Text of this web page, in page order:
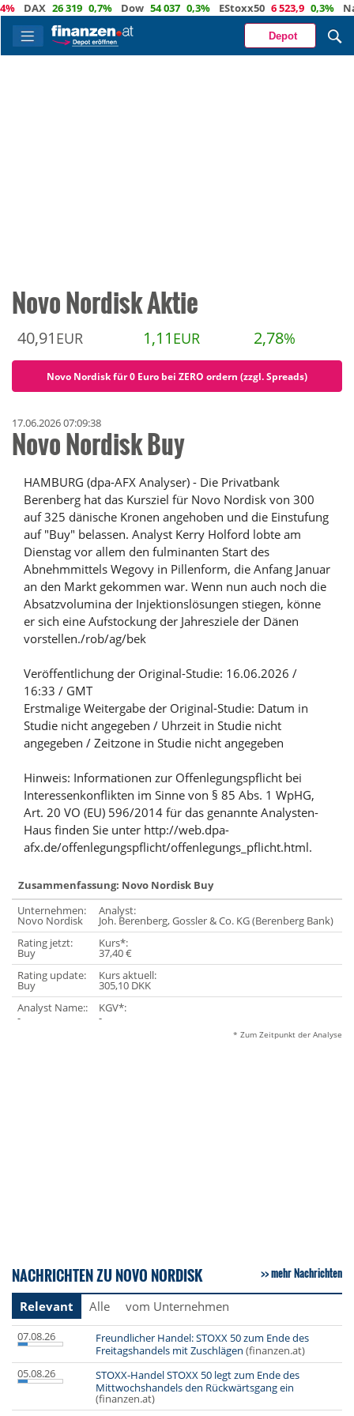
DAX 26 319 0,7% Dow 54 037 0,3% EStoxx50 6 523,9 0,3%
Depot
Novo Nordisk Aktie
40,91 EUR 1,11 EUR 2,78%
Novo Nordisk für 0 Euro bei ZERO ordern (zzgl. Spreads)
17.06.2026 07:09:38
Novo Nordisk Buy
HAMBURG (dpa-AFX Analyser) - Die Privatbank
Berenberg hat das Kursziel für Novo Nordisk von 300
auf 325 dänische Kronen angehoben und die Einstufung
auf "Buy" belassen. Analyst Kerry Holford lobte am
Dienstag vor allem den fulminanten Start des
Abnehmmittels Wegovy in Pillenform, die Anfang Januar
an den Markt gekommen war. Wenn nun auch noch die
Absatzvolumina der Injektionslösungen stiegen, könne
er sich eine Aufstockung der Jahresziele der Dänen
vorstellen./rob/ag/bek
Veröffentlichung der Original-Studie: 16.06.2026 /
16:33 / GMT
Erstmalige Weitergabe der Original-Studie: Datum in
Studie nicht angegeben / Uhrzeit in Studie nicht
angegeben / Zeitzone in Studie nicht angegeben
Hinweis: Informationen zur Offenlegungspflicht bei
Interessenkonflikten im Sinne von § 85 Abs. 1 WpHG,
Art. 20 VO (EU) 596/2014 für das genannte Analysten-
Haus finden Sie unter http://web.dpa-
afx.de/offenlegungspflicht/offenlegungs_pflicht.html.
Zusammenfassung: Novo Nordisk Buy
Unternehmen:
Novo Nordisk
Analyst:
Joh. Berenberg, Gossler & Co. KG (Berenberg Bank)
Rating jetzt:
Buy
Kurs*:
37,40 €
Rating update:
Buy
Kurs aktuell:
305,10 DKK
Analyst Name::
-
KGV*:
-
* Zum Zeitpunkt der Analyse
NACHRICHTEN ZU NOVO NORDISK mehr Nachrichten
Relevant Alle vom Unternehmen
07.08.26
Freundlicher Handel: STOXX 50 zum Ende des
Freitagshandels mit Zuschlägen (finanzen.at)
05.08.26
STOXX-Handel STOXX 50 legt zum Ende des
Mittwochshandels den Rückwärtsgang ein
(finanzen.at)